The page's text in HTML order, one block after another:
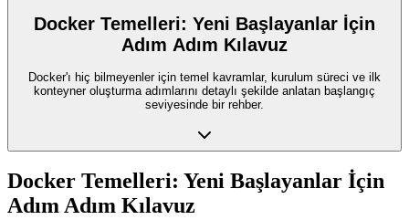
Docker Temelleri: Yeni Başlayanlar İçin
Adım Adım Kılavuz
Docker'ı hiç bilmeyenler için temel kavramlar, kurulum süreci ve ilk
konteyner oluşturma adımlarını detaylı şekilde anlatan başlangıç
seviyesinde bir rehber.
Docker Temelleri: Yeni Başlayanlar İçin
Adım Adım Kılavuz